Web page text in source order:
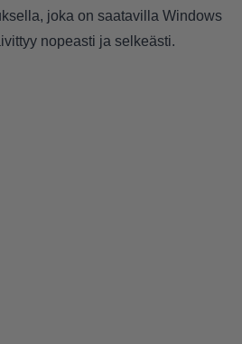
joka on saatavilla Windows
nopeasti ja selkeästi.